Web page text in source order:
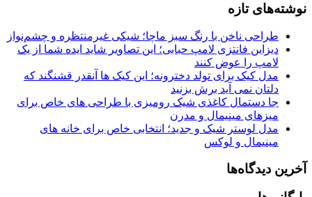
نوشته‌های تازه
طراحی ناخن با رنگ سبز ماچا؛ شیکی غیرمنتظره و چشم‌نواز
دیزاین فانتزی لامپ حبابی؛ این تصاویر شاید ایده شما از یک
لامپ را عوض کنند
مدل کیک برای تولد دخترونه؛ این کیک ها آنقدر قشنگند که
دلتان نمی آید برش بزنید
جا دستمال کاغذی شیک رومیزی با طراحی های خاص برای
میزهای مینیمال و مدرن
مدل لوستر شیک و جدید؛ انتخابی خاص برای خانه های
مینیمال و لوکس
آخرین دیدگاه‌ها